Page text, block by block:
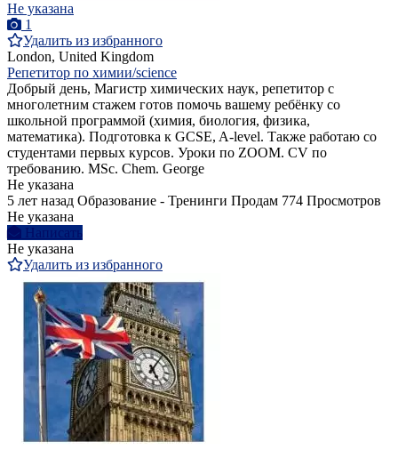
Не указана
1
Удалить из избранного
London, United Kingdom
Репетитор по химии/science
Добрый день, Магистр химических наук, репетитор с
многолетним стажем готов помочь вашему ребёнку со
школьной программой (химия, биология, физика,
математика). Подготовка к GCSE, A-level. Также работаю со
студентами первых курсов. Уроки по ZOOM. CV по
требованию. MSc. Chem. George
Не указана
5 лет назад Образование - Тренинги Продам 774 Просмотров
Не указана
Написать
Не указана
Удалить из избранного